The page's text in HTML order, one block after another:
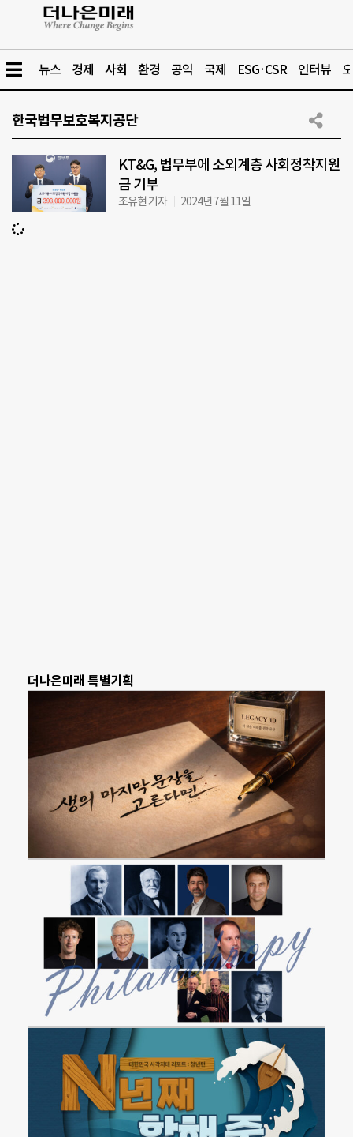
뉴스 경제 사회 환경 공익 국제 ESG·CSR 인터뷰
한국법무보호복지공단
KT&G, 법무부에 소외계층 사회정착지원
금 기부
조유현 기자 2024년 7월 11일
더나은미래 특별기획